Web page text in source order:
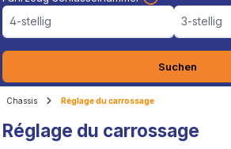
4-stellig
3-stellig
Suchen
Chassis Réglage du carrossage
Réglage du carrossage